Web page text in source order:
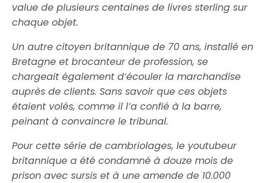
value de plusieurs centaines de livres sterling sur
chaque objet.
Un autre citoyen britannique de 70 ans, installé en
Bretagne et brocanteur de profession, se
chargeait également d’écouler la marchandise
auprès de clients. Sans savoir que ces objets
étaient volés, comme il l’a confié à la barre,
peinant à convaincre le tribunal.
Pour cette série de cambriolages, le youtubeur
britannique a été condamné à douze mois de
prison avec sursis et à une amende de 10.000